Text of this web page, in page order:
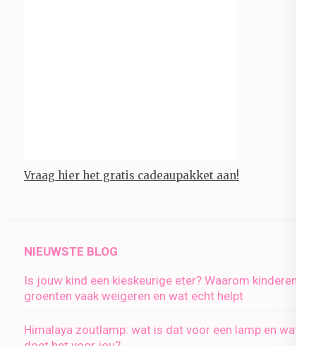
Vraag hier het gratis cadeaupakket aan!
NIEUWSTE BLOG
Is jouw kind een kieskeurige eter? Waarom kinderen
groenten vaak weigeren en wat echt helpt
Himalaya zoutlamp: wat is dat voor een lamp en wat